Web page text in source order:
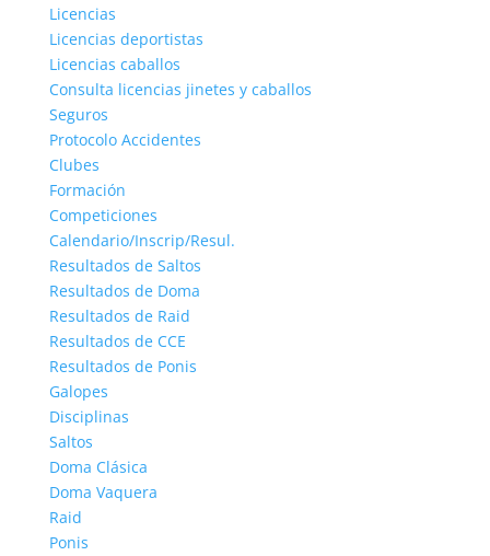
Licencias
Licencias deportistas
Licencias caballos
Consulta licencias jinetes y caballos
Seguros
Protocolo Accidentes
Clubes
Formación
Competiciones
Calendario/Inscrip/Resul.
Resultados de Saltos
Resultados de Doma
Resultados de Raid
Resultados de CCE
Resultados de Ponis
Galopes
Disciplinas
Saltos
Doma Clásica
Doma Vaquera
Raid
Ponis